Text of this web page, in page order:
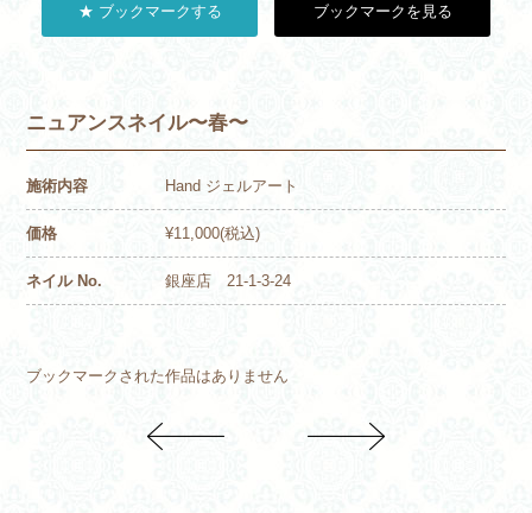
★ ブックマークする ブックマークを見る
ニュアンスネイル〜春〜
施術内容 Hand ジェルアート
価格 ¥11,000(税込)
ネイル No. 銀座店 21-1-3-24
ブックマークされた作品はありません